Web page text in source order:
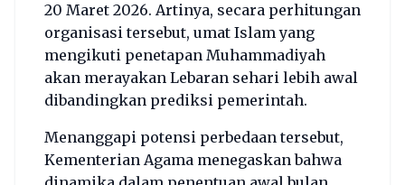
20 Maret 2026. Artinya, secara perhitungan
organisasi tersebut, umat Islam yang
mengikuti penetapan Muhammadiyah
akan merayakan Lebaran sehari lebih awal
dibandingkan prediksi pemerintah.
Menanggapi potensi perbedaan tersebut,
Kementerian Agama menegaskan bahwa